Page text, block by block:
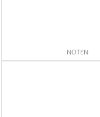
NOTEN